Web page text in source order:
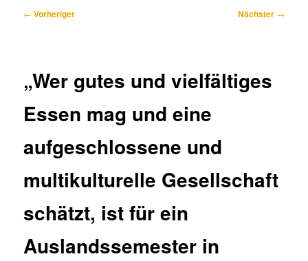
Beitragsnavigation
← Vorheriger Nächster →
„Wer gutes und vielfältiges
Essen mag und eine
aufgeschlossene und
multikulturelle Gesellschaft
schätzt, ist für ein
Auslandssemester in